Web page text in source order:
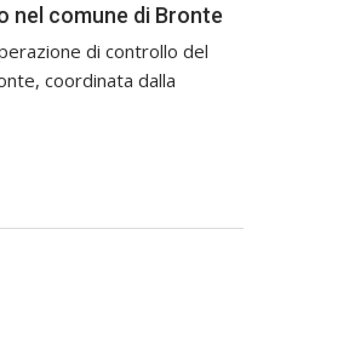
nel comune di Bronte
di controllo del
coordinata dalla